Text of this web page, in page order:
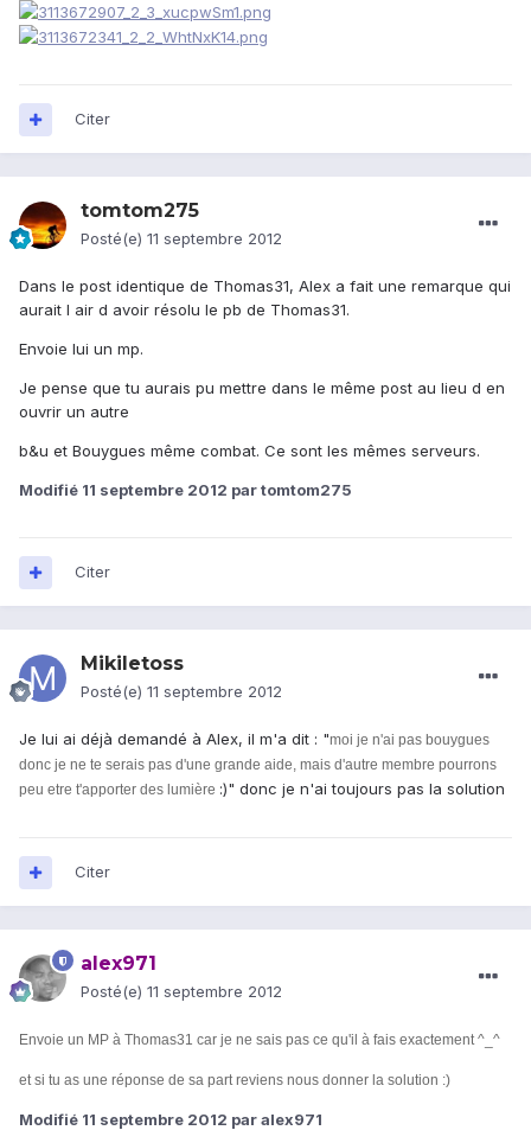
Citer
tomtom275
Posté(e) 11 septembre 2012
Dans le post identique de Thomas31, Alex a fait une remarque qui
aurait l air d avoir résolu le pb de Thomas31.
Envoie lui un mp.
Je pense que tu aurais pu mettre dans le même post au lieu d en
ouvrir un autre
b&u et Bouygues même combat. Ce sont les mêmes serveurs.
Modifié 11 septembre 2012 par tomtom275
Citer
Mikiletoss
Posté(e) 11 septembre 2012
Je lui ai déjà demandé à Alex, il m'a dit : "moi je n'ai pas bouygues
donc je ne te serais pas d'une grande aide, mais d'autre membre pourrons
peu etre t'apporter des lumière :)" donc je n'ai toujours pas la solution
Citer
alex971
Posté(e) 11 septembre 2012
Envoie un MP à Thomas31 car je ne sais pas ce qu'il à fais exactement ^_^
et si tu as une réponse de sa part reviens nous donner la solution :)
Modifié 11 septembre 2012 par alex971